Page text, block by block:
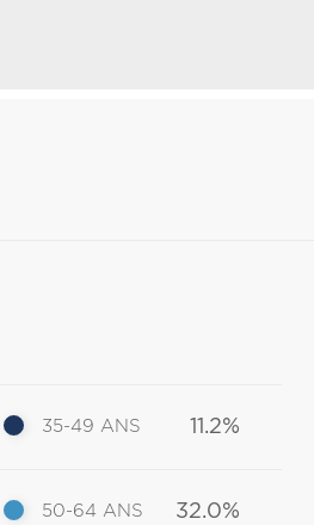
35-49 ANS 11.2%
50-64 ANS 32.0%